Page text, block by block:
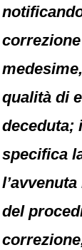
qualità di
deceduta;
specifica
del